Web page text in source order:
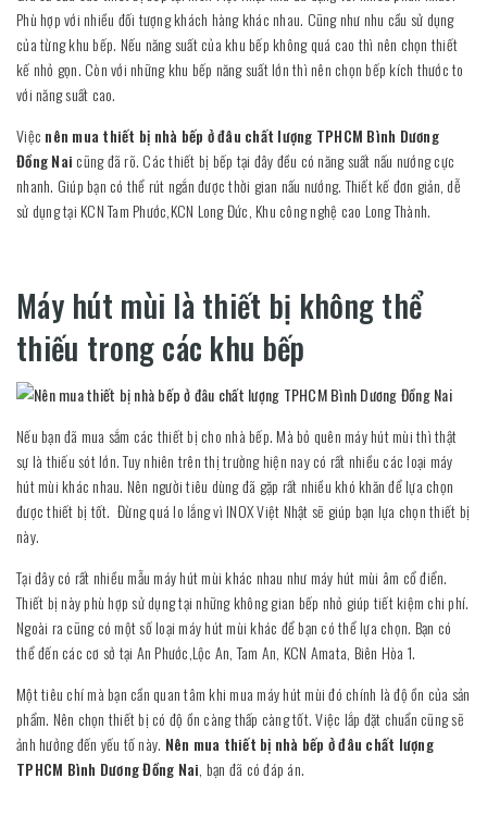
Phù hợp với nhiều đối tượng khách hàng khác nhau. Cũng như nhu cầu sử dụng
của từng khu bếp. Nếu năng suất của khu bếp không quá cao thì nên chọn thiết
kế nhỏ gọn. Còn với những khu bếp năng suất lớn thì nên chọn bếp kích thước to
với năng suất cao.
Việc nên mua thiết bị nhà bếp ở đâu chất lượng TPHCM Bình Dương
Đồng Nai cũng đã rõ. Các thiết bị bếp tại đây đều có năng suất nấu nướng cực
nhanh. Giúp bạn có thể rút ngắn được thời gian nấu nướng. Thiết kế đơn giản, dễ
sử dụng tại KCN Tam Phước,KCN Long Đức, Khu công nghệ cao Long Thành.
Máy hút mùi là thiết bị không thể
thiếu trong các khu bếp
Nếu bạn đã mua sắm các thiết bị cho nhà bếp. Mà bỏ quên máy hút mùi thì thật
sự là thiếu sót lớn. Tuy nhiên trên thị trường hiện nay có rất nhiều các loại máy
hút mùi khác nhau. Nên người tiêu dùng đã gặp rất nhiều khó khăn để lựa chọn
được thiết bị tốt. Đừng quá lo lắng vì INOX Việt Nhật sẽ giúp bạn lựa chọn thiết bị
này.
Tại đây có rất nhiều mẫu máy hút mùi khác nhau như máy hút mùi âm cổ điển.
Thiết bị này phù hợp sử dụng tại những không gian bếp nhỏ giúp tiết kiệm chi phí.
Ngoài ra cũng có một số loại máy hút mùi khác để bạn có thể lựa chọn. Bạn có
thể đến các cơ sở tại An Phước,Lộc An, Tam An, KCN Amata, Biên Hòa 1.
Một tiêu chí mà bạn cần quan tâm khi mua máy hút mùi đó chính là độ ồn của sản
phẩm. Nên chọn thiết bị có độ ồn càng thấp càng tốt. Việc lắp đặt chuẩn cũng sẽ
ảnh hưởng đến yếu tố này. Nên mua thiết bị nhà bếp ở đâu chất lượng
TPHCM Bình Dương Đồng Nai, bạn đã có đáp án.